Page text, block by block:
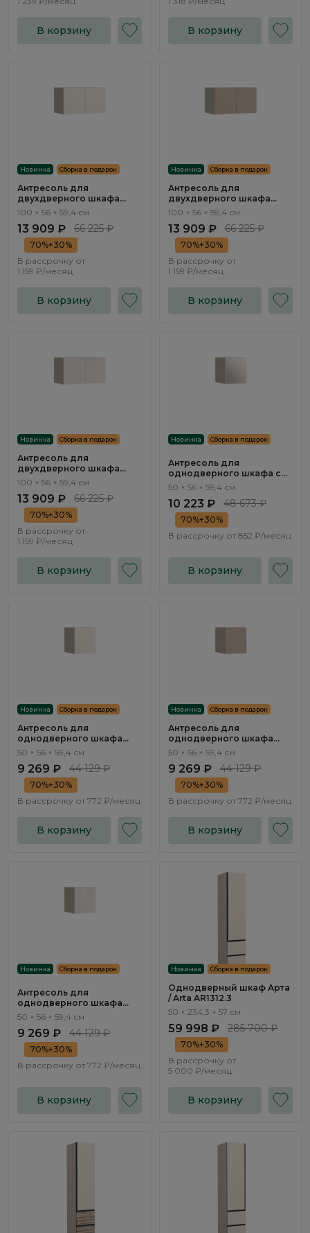
В корзину В корзину
Новинка Сборка в подарок
Антресоль для
двухдверного шкафа
Эсте / Este ST721.3
100 × 56 × 59,4 см
13 909 ₽ 66 225 ₽
70%+30%
В рассрочку от
1 159 ₽/месяц
В корзину
Новинка Сборка в подарок
Антресоль для
двухдверного шкафа
Эсте / Este ST721.2
100 × 56 × 59,4 см
13 909 ₽ 66 225 ₽
70%+30%
В рассрочку от
1 159 ₽/месяц
В корзину
Новинка Сборка в подарок
Антресоль для
двухдверного шкафа
Эсте / Este ST721.1
100 × 56 × 59,4 см
13 909 ₽ 66 225 ₽
70%+30%
В рассрочку от
1 159 ₽/месяц
В корзину
Новинка Сборка в подарок
Антресоль для
однодверного шкафа с
зеркалом Эсте / Este
50 × 56 × 59,4 см
10 223 ₽ 48 673 ₽
70%+30%
В рассрочку от 852 ₽/месяц
В корзину
Новинка Сборка в подарок
Антресоль для
однодверного шкафа
Эсте / Este ST701.3
50 × 56 × 59,4 см
9 269 ₽ 44 129 ₽
70%+30%
В рассрочку от 772 ₽/месяц
В корзину
Новинка Сборка в подарок
Антресоль для
однодверного шкафа
Эсте / Este ST701.2
50 × 56 × 59,4 см
9 269 ₽ 44 129 ₽
70%+30%
В рассрочку от 772 ₽/месяц
В корзину
Новинка Сборка в подарок
Антресоль для
однодверного шкафа
Эсте / Este ST701.1
50 × 56 × 59,4 см
9 269 ₽ 44 129 ₽
70%+30%
В рассрочку от 772 ₽/месяц
В корзину
Новинка Сборка в подарок
Однодверный шкаф Арта
/ Arta AR1312.3
50 × 234,3 × 57 см
59 998 ₽ 285 700 ₽
70%+30%
В рассрочку от
5 000 ₽/месяц
В корзину